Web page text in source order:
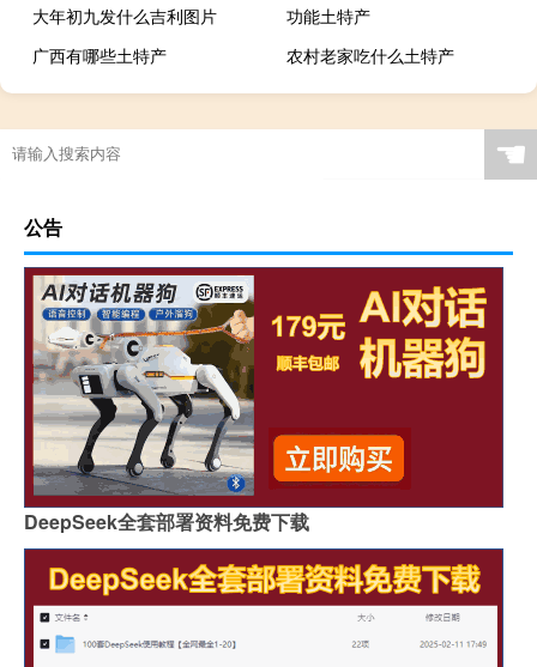
大年初九发什么吉利图片
功能土特产
广西有哪些土特产
农村老家吃什么土特产
☚
公告
DeepSeek全套部署资料免费下载